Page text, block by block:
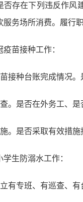
否存在下列违反作风
服务场所消费。履行
疫苗接种工作：
接种台账完成情况
。是否在外务工、
。是否采取有效措
学生防溺水工作：
有专班、有巡查、